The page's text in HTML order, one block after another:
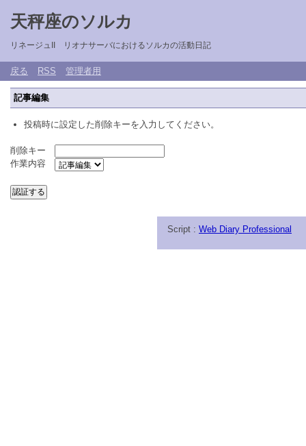
天秤座のソルカ
リネージュII リオナサーバにおけるソルカの活動日記
戻る RSS 管理者用
記事編集
投稿時に設定した削除キーを入力してください。
削除キー
作業内容
Script : Web Diary Professional